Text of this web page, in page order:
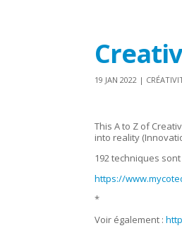
19 JAN 2022 |
This A to Z of
into reality
192 techniques
https://
*
Voir également :